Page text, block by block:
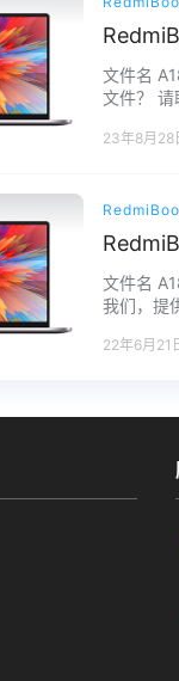
文件名
文件？
23年8月28
文件名
我们，提
22年6月21